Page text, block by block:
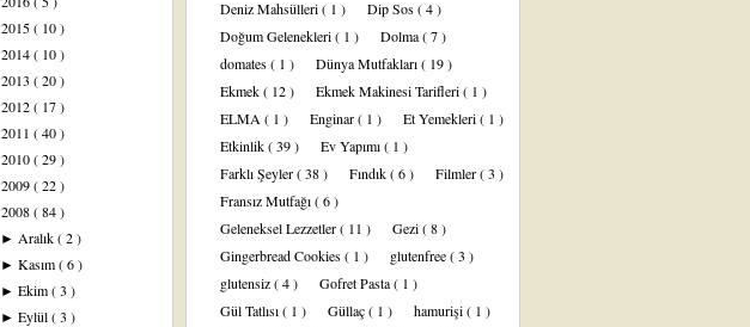
2015( 10 )
2014( 10 )
2013 ( 20 )
2012( 17 )
2011 ( 40 )
2010( 29 )
2009( 22 )
2008( 84 )
►Aralık( 2 )
►Kasım( 6 )
►Ekim( 3 )
►Eylül( 3 )
Deniz Mahsülleri( 1 ) Dip Sos( 4 )
Doğum Gelenekleri( 1 ) Dolma( 7 )
domates( 1 ) Dünya Mutfakları( 19 )
Ekmek( 12 ) Ekmek Makinesi Tarifleri( 1 )
ELMA ( 1 ) Enginar( 1 ) Et Yemekleri( 1 )
Etkinlik( 39 ) Ev Yapımı( 1 )
Farklı Şeyler( 38 ) Fındık( 6 ) Filmler( 3 )
Fransız Mutfağı( 6 )
Geleneksel Lezzetler( 11 ) Gezi( 8 )
Gingerbread Cookies( 1 ) glutenfree( 3 )
glutensiz( 4 ) Gofret Pasta( 1 )
Gül Tatlısı( 1 ) Güllaç( 1 ) hamurişi( 1 )